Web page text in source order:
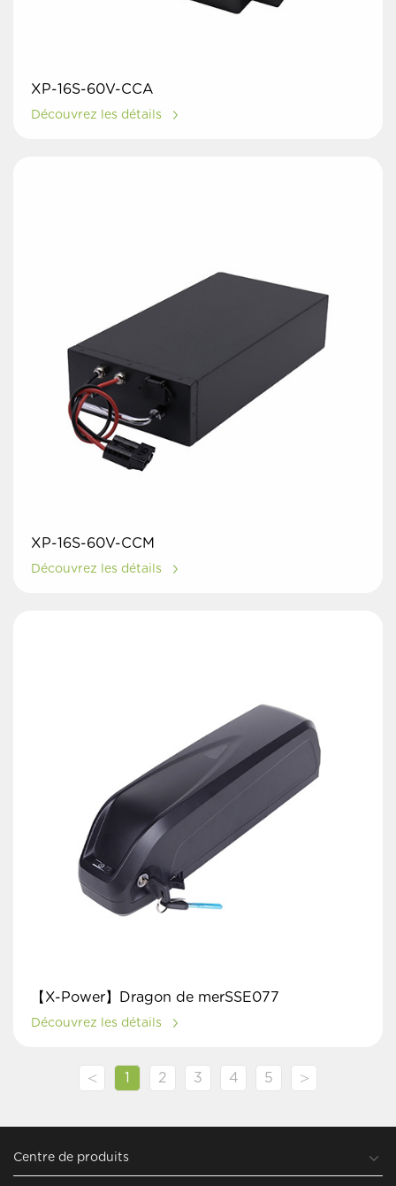
XP-16S-60V-CCA
Découvrez les détails
XP-16S-60V-CCM
Découvrez les détails
【X-Power】Dragon de merSSE077
Découvrez les détails
< 1 2 3 4 5 >
Centre de produits